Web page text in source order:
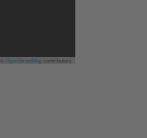
OpenStreetMapcontributors